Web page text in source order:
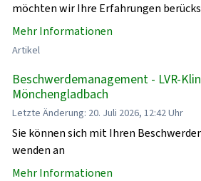
möchten wir Ihre Erfahrungen
Mehr Informationen
Artikel
Beschwerdemanagement - LVR-
Mönchengladbach
Letzte Änderung: 20. Juli 2026, 12:42 Uhr
Sie können sich mit Ihren
wenden an
Mehr Informationen